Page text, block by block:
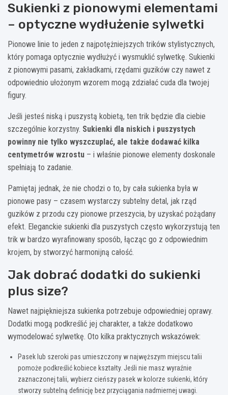
Sukienki z pionowymi elementami
– optyczne wydłużenie sylwetki
Pionowe linie to jeden z najpotężniejszych trików stylistycznych,
który pomaga optycznie wydłużyć i wysmuklić sylwetkę. Sukienki
z pionowymi pasami, zakładkami, rzędami guzików czy nawet z
odpowiednio ułożonym wzorem mogą zdziałać cuda dla twojej
figury.
Jeśli jesteś niską i puszystą kobietą, ten trik będzie dla ciebie
szczególnie korzystny. Sukienki dla niskich i puszystych
powinny nie tylko wyszczuplać, ale także dodawać kilka
centymetrów wzrostu – i właśnie pionowe elementy doskonale
spełniają to zadanie.
Pamiętaj jednak, że nie chodzi o to, by cała sukienka była w
pionowe pasy – czasem wystarczy subtelny detal, jak rząd
guzików z przodu czy pionowe przeszycia, by uzyskać pożądany
efekt. Eleganckie sukienki dla puszystych często wykorzystują ten
trik w bardzo wyrafinowany sposób, łącząc go z odpowiednim
krojem, by stworzyć harmonijną całość.
Jak dobrać dodatki do sukienki
plus size?
Nawet najpiękniejsza sukienka potrzebuje odpowiedniej oprawy.
Dodatki mogą podkreślić jej charakter, a także dodatkowo
wymodelować sylwetkę. Oto kilka praktycznych wskazówek:
Pasek lub szeroki pas umieszczony w najwęższym miejscu talii
pomoże podkreślić kobiece kształty. Jeśli nie masz wyraźnie
zaznaczonej talii, wybierz cieńszy pasek w kolorze sukienki, który
stworzy subtelną definicję bez przyciągania nadmiernej uwagi.